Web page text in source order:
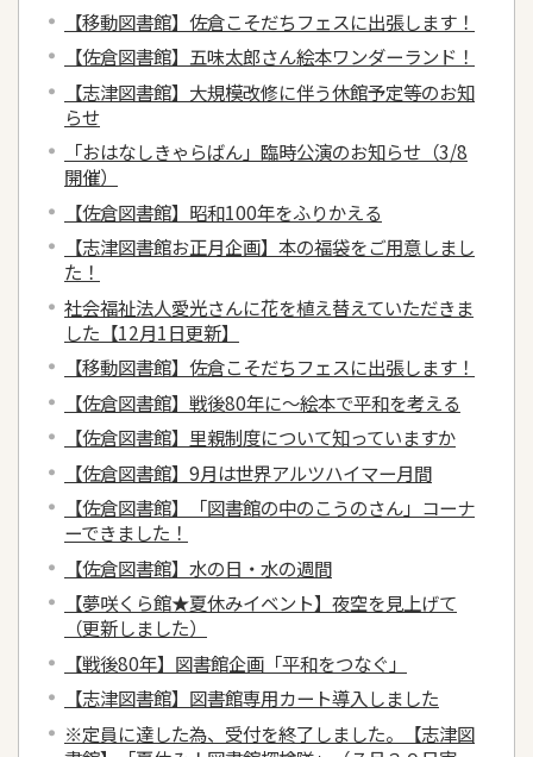
【移動図書館】佐倉こそだちフェスに出張します！
【佐倉図書館】五味太郎さん絵本ワンダーランド！
【志津図書館】大規模改修に伴う休館予定等のお知
らせ
「おはなしきゃらばん」臨時公演のお知らせ（3/8
開催）
【佐倉図書館】昭和100年をふりかえる
【志津図書館お正月企画】本の福袋をご用意しまし
た！
社会福祉法人愛光さんに花を植え替えていただきま
した【12月1日更新】
【移動図書館】佐倉こそだちフェスに出張します！
【佐倉図書館】戦後80年に～絵本で平和を考える
【佐倉図書館】里親制度について知っていますか
【佐倉図書館】9月は世界アルツハイマー月間
【佐倉図書館】「図書館の中のこうのさん」コーナ
ーできました！
【佐倉図書館】水の日・水の週間
【夢咲くら館★夏休みイベント】夜空を見上げて
（更新しました）
【戦後80年】図書館企画「平和をつなぐ」
【志津図書館】図書館専用カート導入しました
※定員に達した為、受付を終了しました。【志津図